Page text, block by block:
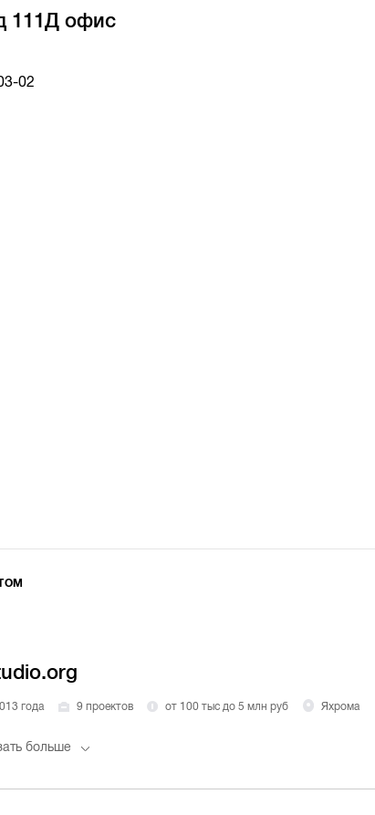
111Д офис
02
года 9 проектов от 100 тыс до 5 млн руб Яхрома
больше